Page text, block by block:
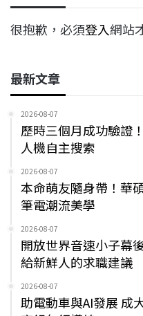
很抱歉，必須登入網站
最新文章
2026-08-07
歷時三個月成功驗證
人機自主搜索
2026-08-07
本命萌友隨身帶！華
筆電潮流美學
2026-08-07
開放世界音速小子幕
給新鮮人的求職建議
2026-08-07
助電動車與AI發展 成